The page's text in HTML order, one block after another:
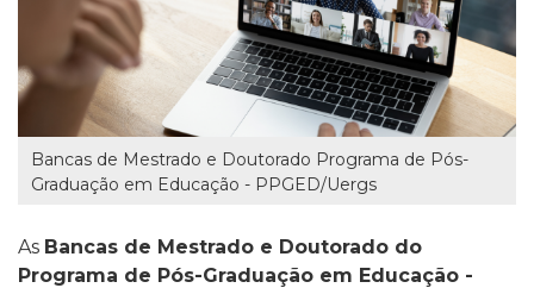
Bancas de Mestrado e Doutorado Programa de Pós-
Graduação em Educação - PPGED/Uergs
As Bancas de Mestrado e Doutorado do
Programa de Pós-Graduação em Educação -